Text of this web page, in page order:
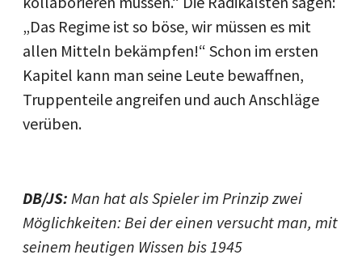
„Das Regime ist so böse, wir müssen es mit
allen Mitteln bekämpfen!“ Schon im ersten
Kapitel kann man seine Leute bewaffnen,
Truppenteile angreifen und auch Anschläge
verüben.
DB/JS: Man hat als Spieler im Prinzip zwei
Möglichkeiten: Bei der einen versucht man, mit
seinem heutigen Wissen bis 1945